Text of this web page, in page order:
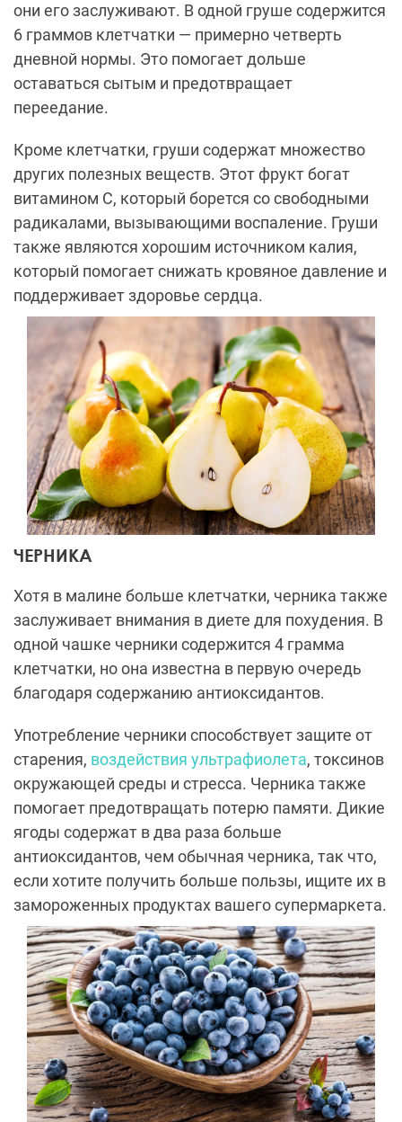
они его заслуживают. В одной груше содержится
6 граммов клетчатки — примерно четверть
дневной нормы. Это помогает дольше
оставаться сытым и предотвращает
переедание.
Кроме клетчатки, груши содержат множество
других полезных веществ. Этот фрукт богат
витамином C, который борется со свободными
радикалами, вызывающими воспаление. Груши
также являются хорошим источником калия,
который помогает снижать кровяное давление и
поддерживает здоровье сердца.
ЧЕРНИКА
Хотя в малине больше клетчатки, черника также
заслуживает внимания в диете для похудения. В
одной чашке черники содержится 4 грамма
клетчатки, но она известна в первую очередь
благодаря содержанию антиоксидантов.
Употребление черники способствует защите от
старения, воздействия ультрафиолета, токсинов
окружающей среды и стресса. Черника также
помогает предотвращать потерю памяти. Дикие
ягоды содержат в два раза больше
антиоксидантов, чем обычная черника, так что,
если хотите получить больше пользы, ищите их в
замороженных продуктах вашего супермаркета.